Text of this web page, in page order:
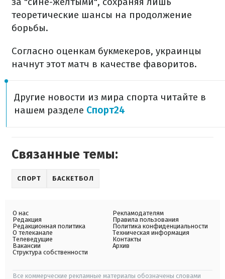
теоретические шансы на продолжение
борьбы.
Согласно оценкам букмекеров, украинцы
начнут этот матч в качестве фаворитов.
Другие новости из мира спорта читайте в
нашем разделе Спорт24
Связанные темы:
СПОРТ БАСКЕТБОЛ
О нас
Редакция
Редакционная политика
О телеканале
Телеведущие
Вакансии
Структура собственности
Рекламодателям
Правила пользования
Политика конфиденциальности
Техническая информация
Контакты
Архив
Все коммерческие рекламные материалы обозначены словами